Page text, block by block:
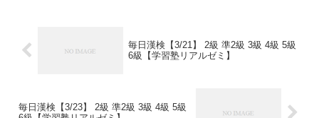
毎日漢検【3/21】 2級 準2級 3級 4級 5級
6級【学習塾リアルゼミ】
毎日漢検【3/23】 2級 準2級 3級 4級 5級